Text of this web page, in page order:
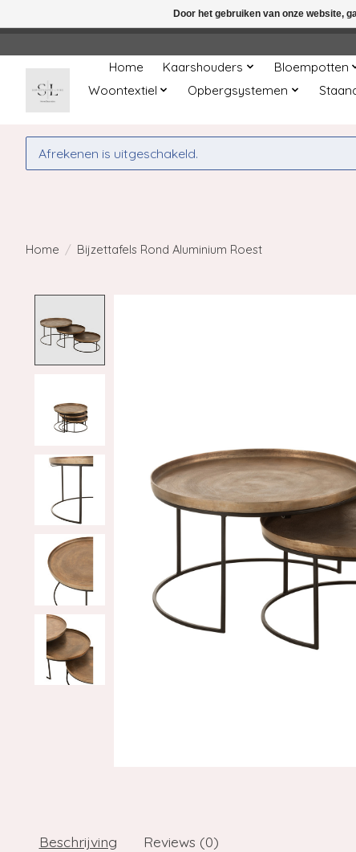
Home Kaarshouders Bloempotten
Woontextiel
Opbergsystemen
Afrekenen is uitgeschakeld.
Home / Bijzettafels Rond Aluminium Roest
Beschrijving Reviews (0)
Door het gebruiken van onze website,
← Keer terug naar de backoffice